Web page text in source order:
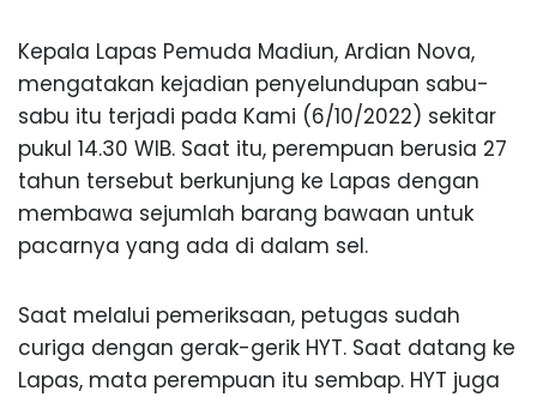
Kepala Lapas Pemuda Madiun, Ardian Nova,
mengatakan kejadian penyelundupan sabu-
sabu itu terjadi pada Kami (6/10/2022) sekitar
pukul 14.30 WIB. Saat itu, perempuan berusia 27
tahun tersebut berkunjung ke Lapas dengan
membawa sejumlah barang bawaan untuk
pacarnya yang ada di dalam sel.
Saat melalui pemeriksaan, petugas sudah
curiga dengan gerak-gerik HYT. Saat datang ke
Lapas, mata perempuan itu sembap. HYT juga